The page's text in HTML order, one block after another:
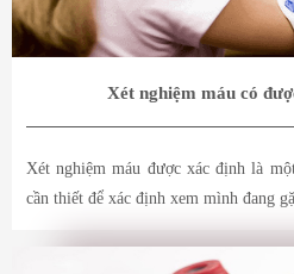
Xét nghiệm máu có
Xét nghiệm máu được xác định là
cần thiết để xác định xem mình đang